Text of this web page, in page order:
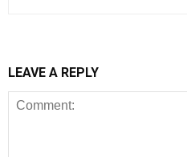
LEAVE A REPLY